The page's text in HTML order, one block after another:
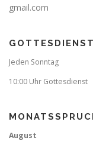
gmail.com
GOTTESDIENST
Jeden Sonntag
10:00 Uhr Gottesdienst
August